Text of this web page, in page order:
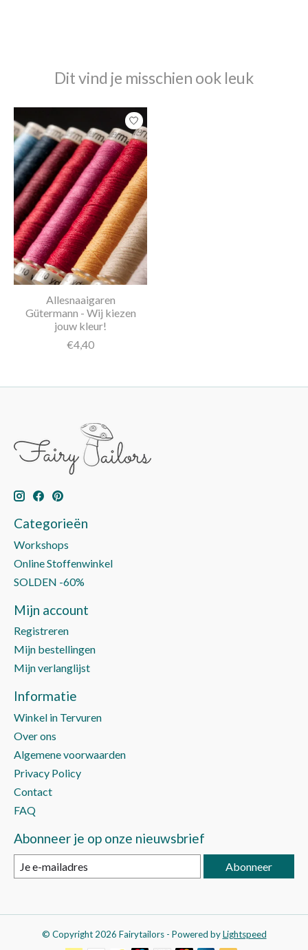
Dit vind je misschien ook leuk
Items van productcarrousel
Allesnaaigaren
Gütermann - Wij kiezen
jouw kleur!
€4,40
Categorieën
Workshops
Online Stoffenwinkel
SOLDEN -60%
Mijn account
Registreren
Mijn bestellingen
Mijn verlanglijst
Informatie
Winkel in Tervuren
Over ons
Algemene voorwaarden
Privacy Policy
Contact
FAQ
Abonneer je op onze nieuwsbrief
Abonneer
© Copyright 2026 Fairytailors - Powered byLightspeed